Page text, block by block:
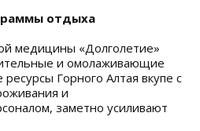
отдыха
медицины «Долголетие»
и омолаживающие
Горного Алтая вкупе с
и
заметно усиливают